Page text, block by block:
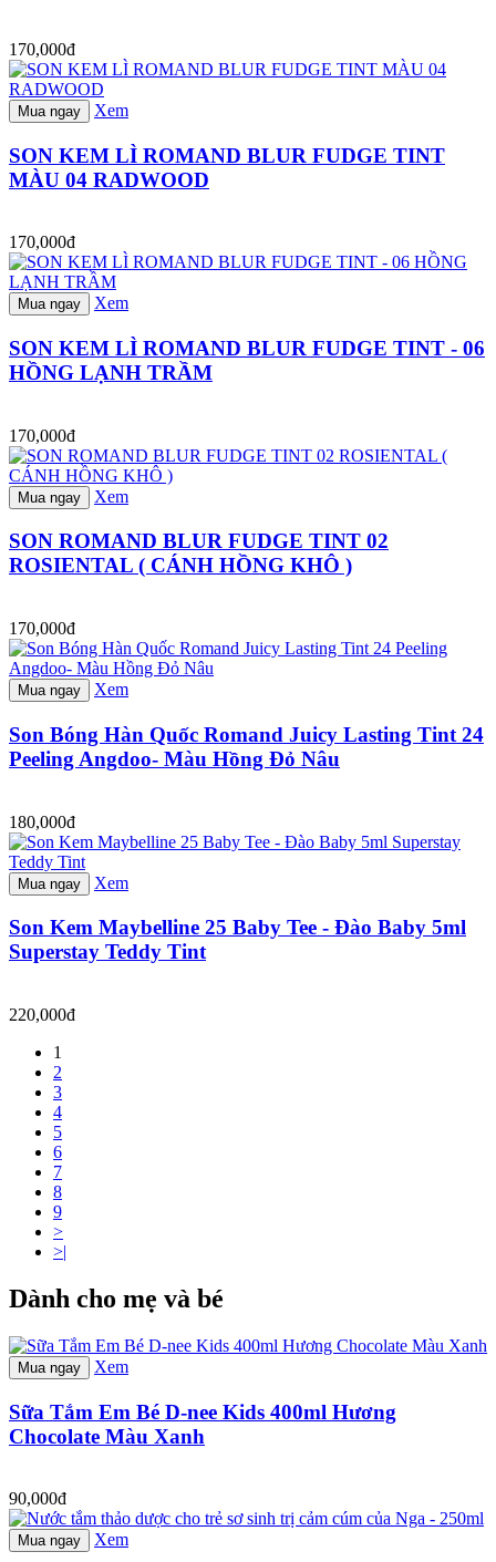
170,000đ
Mua ngay Xem
SON KEM LÌ ROMAND BLUR FUDGE TINT
MÀU 04 RADWOOD
170,000đ
Mua ngay Xem
SON KEM LÌ ROMAND BLUR FUDGE TINT - 06
HỒNG LẠNH TRẦM
170,000đ
Mua ngay Xem
SON ROMAND BLUR FUDGE TINT 02
ROSIENTAL ( CÁNH HỒNG KHÔ )
170,000đ
Mua ngay Xem
Son Bóng Hàn Quốc Romand Juicy Lasting Tint 24
Peeling Angdoo- Màu Hồng Đỏ Nâu
180,000đ
Mua ngay Xem
Son Kem Maybelline 25 Baby Tee - Đào Baby 5ml
Superstay Teddy Tint
220,000đ
1
2
3
4
5
6
7
8
9
>
>|
Dành cho mẹ và bé
Mua ngay Xem
Sữa Tắm Em Bé D-nee Kids 400ml Hương
Chocolate Màu Xanh
90,000đ
Mua ngay Xem